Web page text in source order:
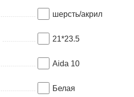
шерсть/акрил
21*23.5
Aida 10
Белая